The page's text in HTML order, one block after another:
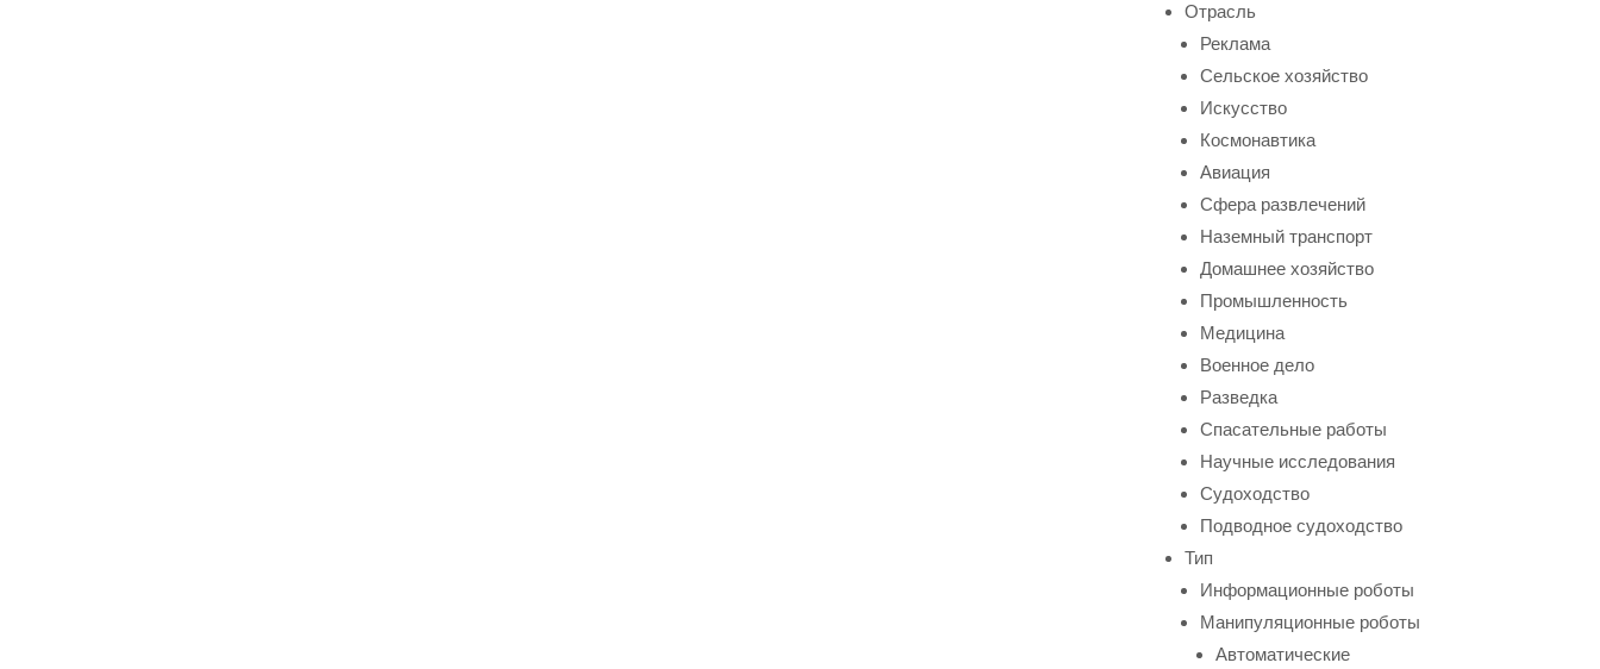
Отрасль
Реклама
Сельское хозяйство
Искусство
Космонавтика
Авиация
Сфера развлечений
Наземный транспорт
Домашнее хозяйство
Промышленность
Медицина
Военное дело
Разведка
Спасательные работы
Научные исследования
Судоходство
Подводное судоходство
Тип
Информационные роботы
Манипуляционные роботы
Автоматические